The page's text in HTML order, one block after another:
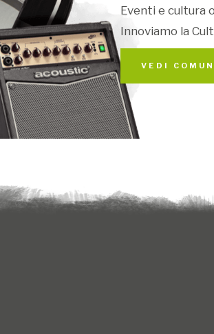
Eventi e cultura
Innoviamo la
VEDI